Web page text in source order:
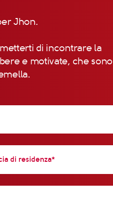
Jhon.
di incontrare la
e motivate, che sono